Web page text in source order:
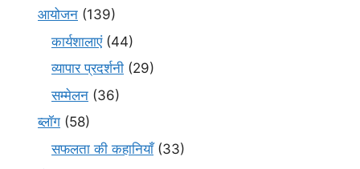
आयोजन (139)
कार्यशालाएं(44)
व्यापार प्रदर्शनी (29)
सम्मेलन (36)
ब्लॉग (58)
सफलता की कहानियाँ(33)